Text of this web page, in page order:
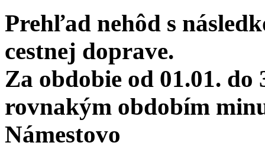
Prehľad nehôd s
cestnej doprave.
Za obdobie od 01.01. do
rovnakým obdobím
Námestovo